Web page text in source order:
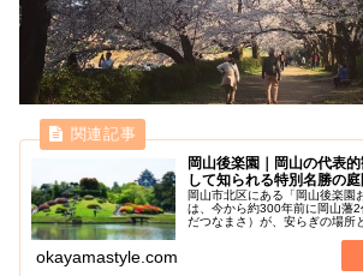
岡山後楽園｜岡山の代表
して知られる特別名勝の庭
岡山市北区にある「岡山後楽園
は、今から約300年前に岡山藩
だつなまさ）が、安らぎの場所
okayamastyle.com